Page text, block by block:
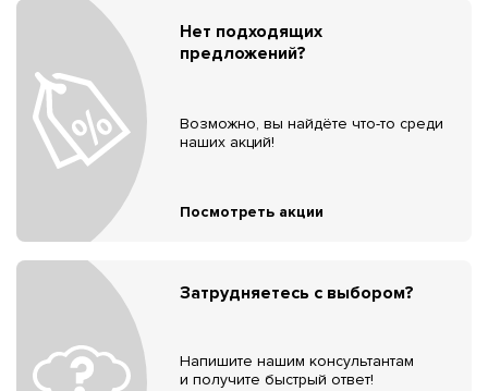
Нет подходящих
предложений?
Возможно, вы найдёте что-то среди
наших акций!
Посмотреть акции
Затрудняетесь с выбором?
Напишите нашим консультантам
и получите быстрый ответ!